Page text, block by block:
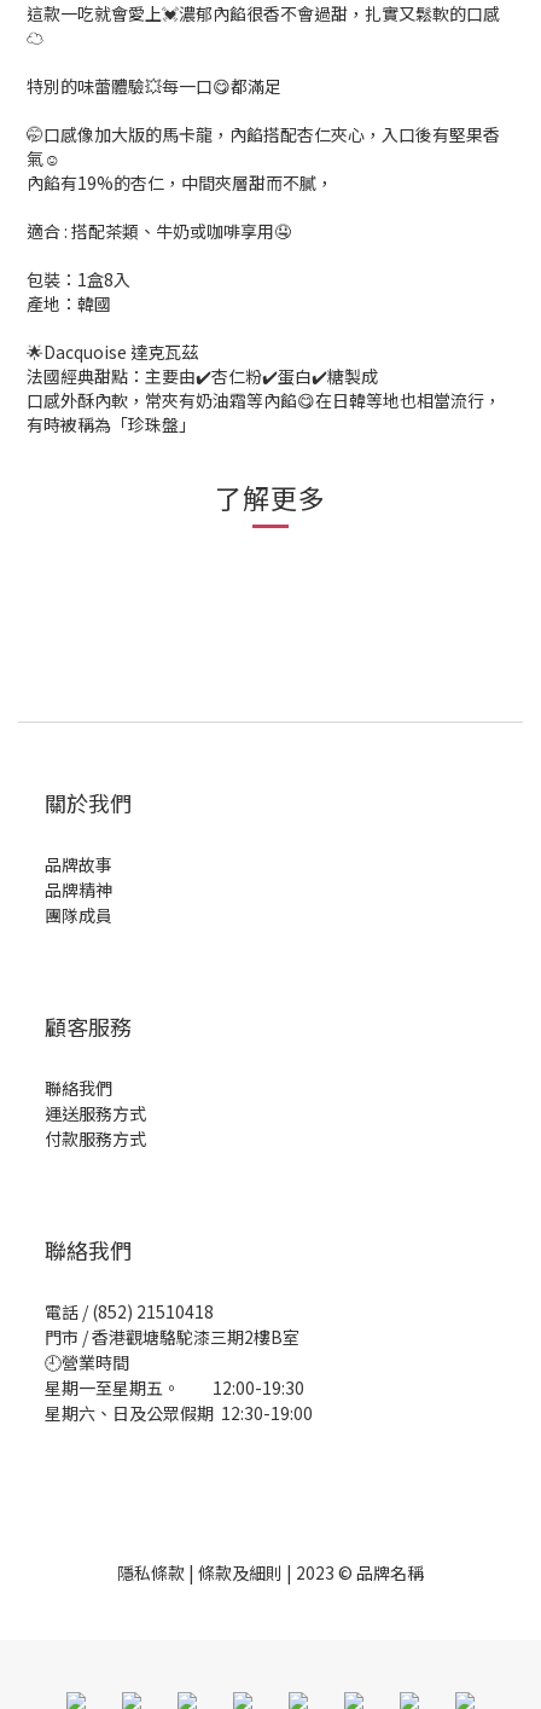
這款一吃就會愛上💓濃郁內餡很香不會過甜，扎實又鬆軟的口感
☁
特別的味蕾體驗💥每一口😋都滿足
🤭口感像加大版的馬卡龍，內餡搭配杏仁夾心，入口後有堅果香
氣☺️
內餡有19%的杏仁，中間夾層甜而不膩，
適合 : 搭配茶類、牛奶或咖啡享用🤤
包裝：1盒8入
產地：韓國
🌟Dacquoise 達克瓦茲
法國經典甜點：主要由✔️杏仁粉✔️蛋白✔️糖製成
口感外酥內軟，常夾有奶油霜等內餡😋在日韓等地也相當流行，
有時被稱為「珍珠盤」
了解更多
關於我們
品牌故事
品牌精神
團隊成員
顧客服務
聯絡我們
運送服務方式
付款服務方式
聯絡我們
電話 / (852) 21510418
門市 / 香港觀塘駱駝漆三期2樓B室
🕘營業時間
星期一至星期五。 12:00-19:30
星期六、日及公眾假期 12:30-19:00
隱私條款 | 條款及細則 | 2023 © 品牌名稱